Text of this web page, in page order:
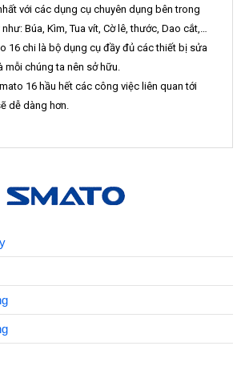
với các dụng cụ chuyên dụng bên trong
Búa, Kìm, Tua vít, Cờ lê, thước, Dao cắt,…
16 chi là bộ dụng cụ đầy đủ các thiết bị sửa
mỗi chúng ta nên sở hữu.
16 hầu hết các công việc liên quan tới
dễ dàng hơn.